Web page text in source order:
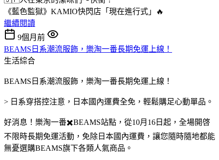
《藍色監獄》KAMIO快閃店「現在進行式」🔥
繼續閱讀
9個月前
BEAMS日系潮流服飾，樂淘一番長期免運上線！
生活綜合
BEAMS日系潮流服飾，樂淘一番長期免運上線！
> 日系穿搭控注意，日本國內運費全免，輕鬆購足心動單品。
好消息！樂淘一番✖️BEAMS站點，從10月16日起，全場開啓
不限時長期免運活動，免除日本國內運費，讓您隨時隨地都能
無憂選購BEAMS旗下各類人氣商品。